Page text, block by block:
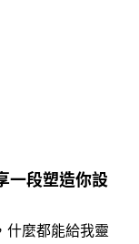
一段塑造你設
什麼都能給我靈